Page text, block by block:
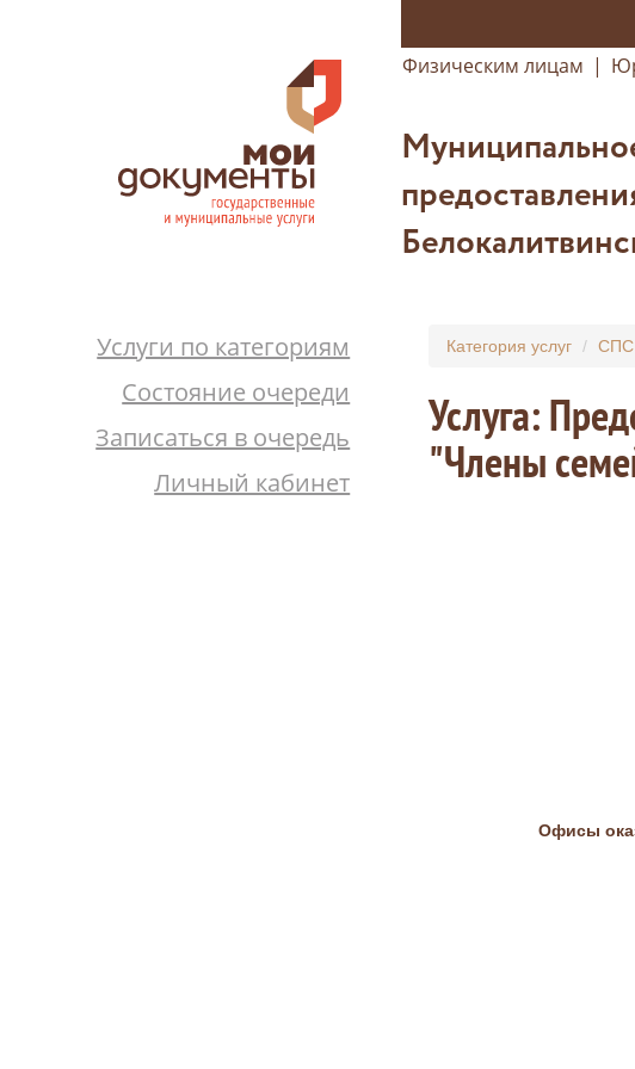
Физическим лицам |
Услуги по категориям
Состояние очереди
Записаться в очередь
Личный кабинет
Категория услуг СПС
Услуга:
"Члены
Офисы